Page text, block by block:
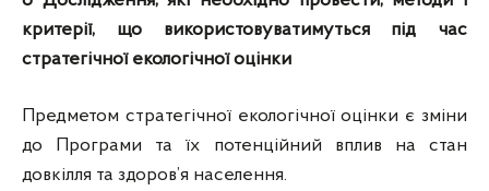
критерії, що використовуватимуться під час
стратегічної екологічної оцінки
Предметом стратегічної екологічної оцінки є зміни
до Програми та їх потенційний вплив на стан
довкілля та здоров’я населення.